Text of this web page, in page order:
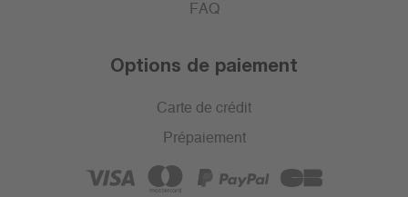
FAQ
Options de paiement
Carte de crédit
Prépaiement